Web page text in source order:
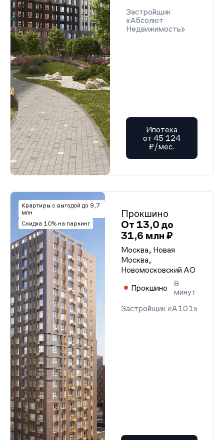
Застройщик
«Абсолют
Недвижимость»
Ипотека
от 45 124
₽/мес.
Квартиры с выгодой до 9,7
млн
Скидка 10% на паркинг
Прокшино
От 13,0 до
31,6 млн ₽
Москва, Новая
Москва,
Новомосковский АО
Прокшино
8
минут
Застройщик «А101»